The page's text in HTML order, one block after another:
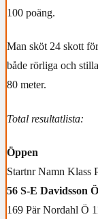
100 poäng.
Man sköt 24 skott
både rörliga och
80 meter.
Total resultatlista:
Öppen
Startnr Namn Klass
56 S-E Davidsson
169 Pär Nordahl Ö